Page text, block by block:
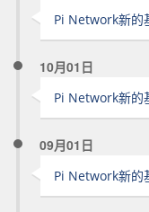
Pi Network新的
10月01日
Pi Network新的
09月01日
Pi Network新的